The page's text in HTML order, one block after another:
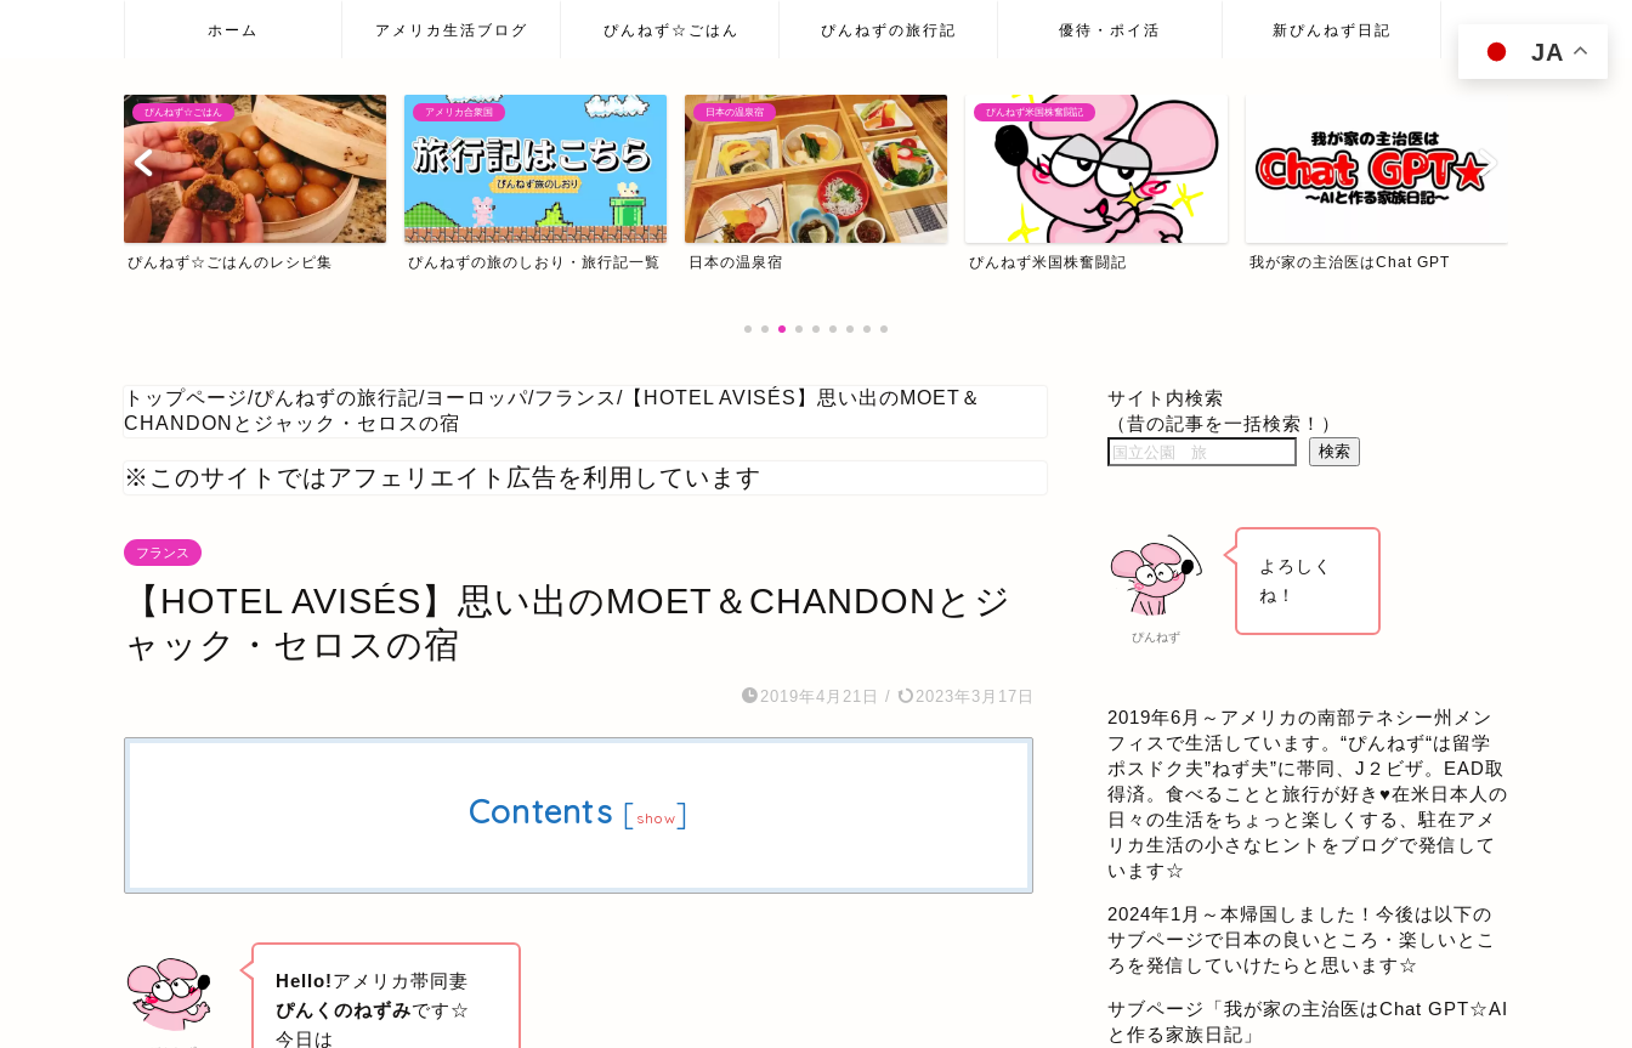
ホーム アメリカ生活ブログ ぴんねず☆ごはん ぴんねずの旅行記 優待・ポイ活 新ぴんねず日記
ぴんねず☆ごはん
ぴんねず☆ごはんのレシピ集
アメリカ合衆国
ぴんねずの旅のしおり・旅行記一覧
日本の温泉宿
日本の温泉宿
ぴんねず米国株奮闘記
ぴんねず米国株奮闘記 我が家の主治医はChat GPT
トップページ/ぴんねずの旅行記/ヨーロッパ/フランス/ 【HOTEL AVISÉS】思い出のMOET＆
CHANDONとジャック・セロスの宿
※このサイトではアフェリエイト広告を利用しています
フランス
【HOTEL AVISÉS】思い出のMOET＆CHANDONとジ
ャック・セロスの宿
2019年4月21日 / 2023年3月17日
Contents [ show]
Hello!アメリカ帯同妻
ぴんくのねずみです☆
今日は
サイト内検索
（昔の記事を一括検索！）
検索
ぴんねず
よろしく
ね！
2019年6月～アメリカの南部テネシー州メン
フィスで生活しています。“ぴんねず“は留学
ポスドク夫”ねず夫”に帯同、J２ビザ。EAD取
得済。食べることと旅行が好き♥在米日本人の
日々の生活をちょっと楽しくする、駐在アメ
リカ生活の小さなヒントをブログで発信して
います☆
2024年1月～本帰国しました！今後は以下の
サブページで日本の良いところ・楽しいとこ
ろを発信していけたらと思います☆
サブページ「我が家の主治医はChat GPT☆AI
と作る家族日記 」
JA